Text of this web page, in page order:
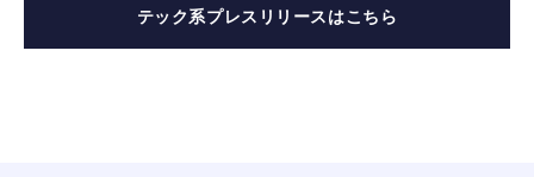
テック系プレスリリースはこちら